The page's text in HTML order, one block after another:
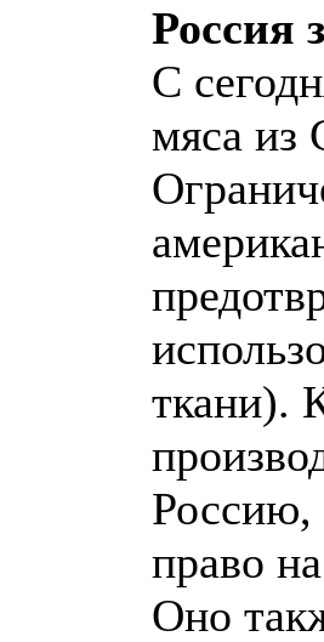
Россия
С
мяса из
ткани).
Россию,
право
Оно